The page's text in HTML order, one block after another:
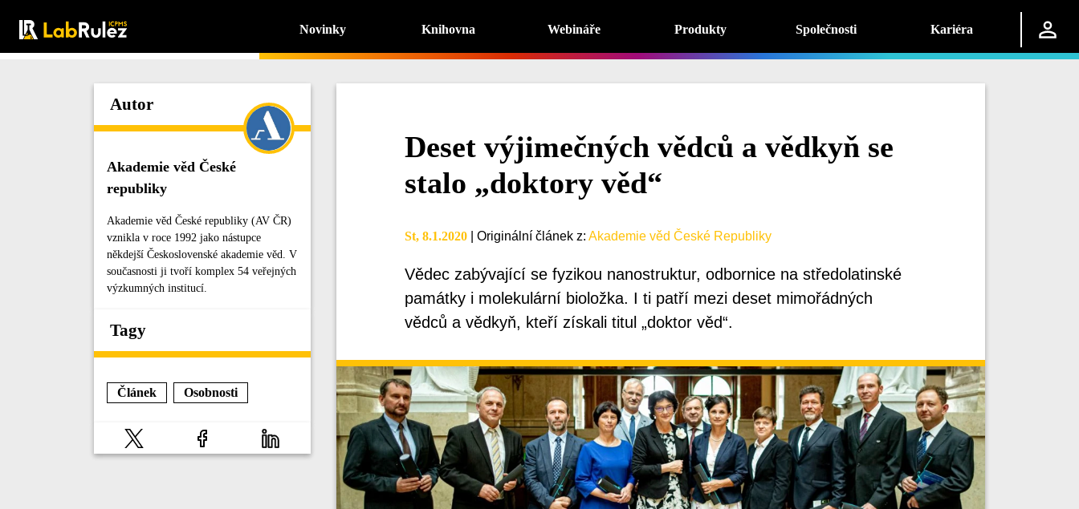
Novinky Knihovna Webináře Produkty Společnosti Kariéra
Autor
Akademie věd České
republiky
Akademie věd České republiky (AV ČR)
vznikla v roce 1992 jako nástupce
někdejší Československé akademie věd. V
současnosti ji tvoří komplex 54 veřejných
výzkumných institucí.
Tagy
Článek Osobnosti
Deset výjimečných vědců a vědkyň se
stalo „doktory věd“
St, 8.1.2020 Originální článek z: Akademie věd České Republiky
Vědec zabývající se fyzikou nanostruktur, odbornice na středolatinské
památky i molekulární bioložka. I ti patří mezi deset mimořádných
vědců a vědkyň, kteří získali titul „doktor věd“.